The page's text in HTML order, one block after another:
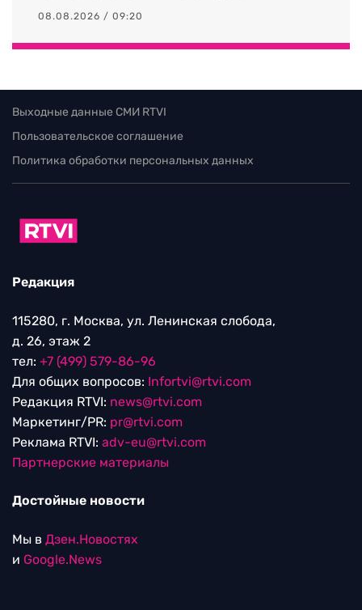
08.08.2026 / 09:20
Выходные данные СМИ RTVI
Пользовательское соглашение
Политика обработки персональных данных
Редакция
115280, г. Москва, ул. Ленинская слобода,
д. 26, этаж 2
тел: +7 (499) 579-86-96
Для общих вопросов: Infortvi@rtvi.com
Редакция RTVI: news@rtvi.com
Маркетинг/PR: pr@rtvi.com
Реклама RTVI: adv-eu@rtvi.com
Партнерские материалы
Достойные новости
Мы в Дзен.Новостях
и Google.News